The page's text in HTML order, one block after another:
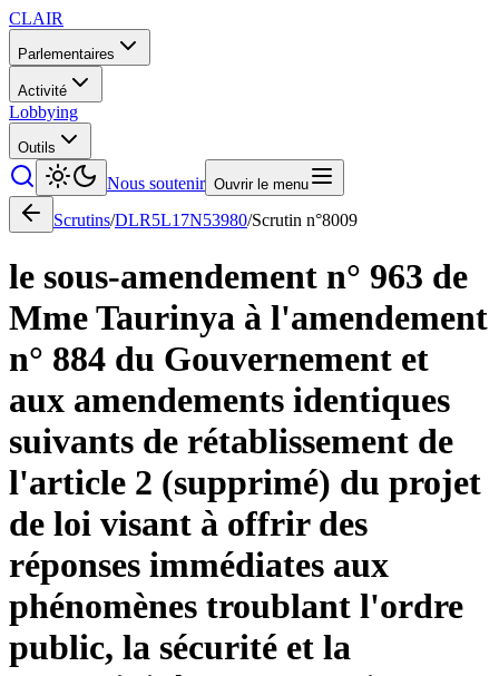
CLAIR
Parlementaires
Activité
Lobbying
Outils
Nous soutenir Ouvrir le menu
Scrutins/DLR5L17N53980/Scrutin n°8009
le sous-amendement n° 963 de
Mme Taurinya à l'amendement
n° 884 du Gouvernement et
aux amendements identiques
suivants de rétablissement de
l'article 2 (supprimé) du projet
de loi visant à offrir des
réponses immédiates aux
phénomènes troublant l'ordre
public, la sécurité et la